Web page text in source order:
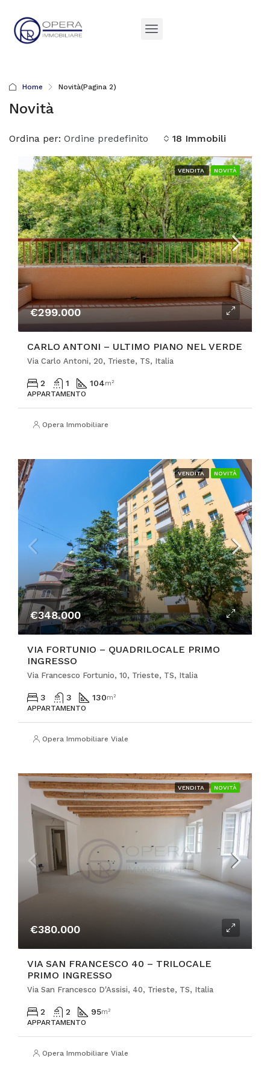
Home Novità(Pagina 2)
Novità
18 Immobili
Ordina per: Ordine predefinito
VENDITA NOVITÀ
€299.000
CARLO ANTONI – ULTIMO PIANO NEL VERDE
Via Carlo Antoni, 20, Trieste, TS, Italia
2 1 104m²
APPARTAMENTO
Opera Immobiliare
VENDITA NOVITÀ
€348.000
VIA FORTUNIO – QUADRILOCALE PRIMO
INGRESSO
Via Francesco Fortunio, 10, Trieste, TS, Italia
3 3 130m²
APPARTAMENTO
Opera Immobiliare Viale
VENDITA NOVITÀ
€380.000
VIA SAN FRANCESCO 40 – TRILOCALE
PRIMO INGRESSO
Via San Francesco D'Assisi, 40, Trieste, TS, Italia
2 2 95m²
APPARTAMENTO
Opera Immobiliare Viale